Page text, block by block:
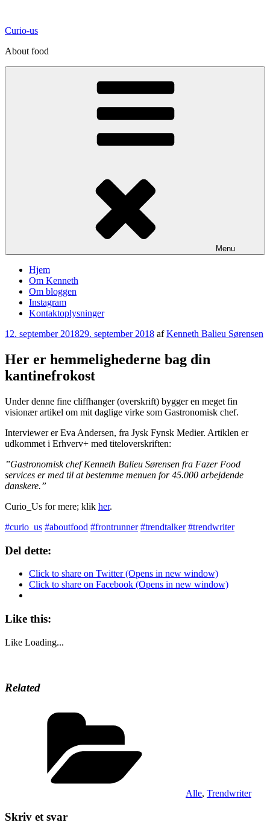
indhold
Curio-us
About food
Menu
Hjem
Om Kenneth
Om bloggen
Instagram
Kontaktoplysninger
Udgivet
12. september 201829. september 2018 afKenneth Balieu Sørensen
Her er hemmelighederne bag din
kantinefrokost
Under denne fine cliffhanger (overskrift) bygger en meget fin
visionær artikel om mit daglige virke som Gastronomisk chef.
Interviewer er Eva Andersen, fra Jysk Fynsk Medier. Artiklen er
udkommet i Erhverv+ med titeloverskriften:
”Gastronomisk chef Kenneth Balieu Sørensen fra Fazer Food
services er med til at bestemme menuen for 45.000 arbejdende
danskere.”
Curio_Us for mere; klik her.
#curio_us #aboutfood #frontrunner #trendtalker #trendwriter
Del dette:
Click to share on Twitter (Opens in new window)
Click to share on Facebook (Opens in new window)
Like this:
Like Loading...
Related
Alle, Trendwriter
Skriv et svar